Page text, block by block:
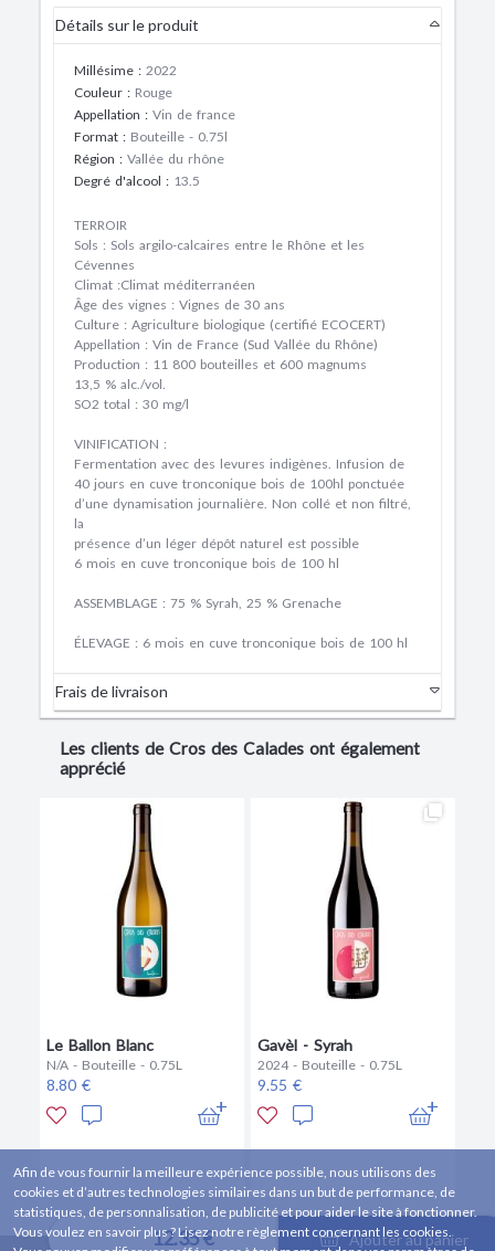
Détails sur le produit
Millésime : 2022
Couleur : Rouge
Appellation : Vin de france
Format : Bouteille - 0.75l
Région : Vallée du rhône
Degré d'alcool : 13.5
TERROIR
Sols : Sols argilo-calcaires entre le Rhône et les
Cévennes
Climat :Climat méditerranéen
Âge des vignes : Vignes de 30 ans
Culture : Agriculture biologique (certifié ECOCERT)
Appellation : Vin de France (Sud Vallée du Rhône)
Production : 11 800 bouteilles et 600 magnums
13,5 % alc./vol.
SO2 total : 30 mg/l
VINIFICATION :
Fermentation avec des levures indigènes. Infusion de
40 jours en cuve tronconique bois de 100hl ponctuée
d’une dynamisation journalière. Non collé et non filtré,
la
présence d’un léger dépôt naturel est possible
6 mois en cuve tronconique bois de 100 hl
ASSEMBLAGE : 75 % Syrah, 25 % Grenache
ÉLEVAGE : 6 mois en cuve tronconique bois de 100 hl
Frais de livraison
Les clients de Cros des Calades ont également
apprécié
Le Ballon Blanc
N/A - Bouteille - 0.75L
8.80 €
Gavèl - Syrah
2024 - Bouteille - 0.75L
9.55 €
12.35 € Ajouter au panier
Afin de vous fournir la meilleure expérience possible, nous utilisons des
cookies et d’autres technologies similaires dans un but de performance, de
statistiques, de personnalisation, de publicité et pour aider le site à fonctionner.
Vous voulez en savoir plus ? Lisez notre règlement concernant les cookies.